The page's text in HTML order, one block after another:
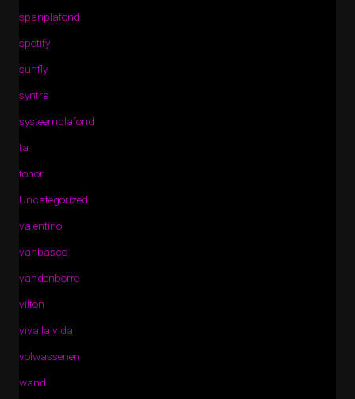
spanplafond
spotify
sunfly
syntra
systeemplafond
ta
tonor
Uncategorized
valentino
vanbasco
vandenborre
vilton
viva la vida
volwassenen
wand